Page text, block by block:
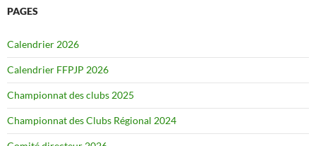
PAGES
Calendrier 2026
Calendrier FFPJP 2026
Championnat des clubs 2025
Championnat des Clubs Régional 2024